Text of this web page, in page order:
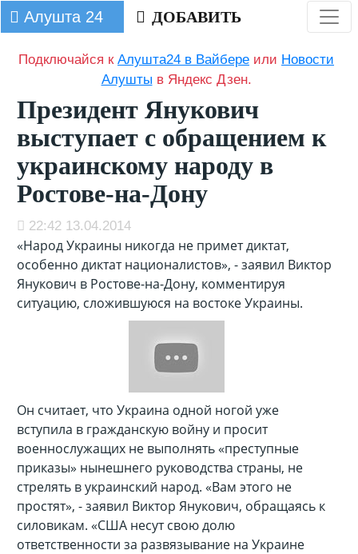
Алушта 24 ДОБАВИТЬ
Подключайся кАлушта24 в Вайбере или Новости
Алушты в Яндекс Дзен.
Президент Янукович
выступает с обращением к
украинскому народу в
Ростове-на-Дону
22:42 13.04.2014
«Народ Украины никогда не примет диктат,
особенно диктат националистов», - заявил Виктор
Янукович в Ростове-на-Дону, комментируя
ситуацию, сложившуюся на востоке Украины.
Он считает, что Украина одной ногой уже
вступила в гражданскую войну и просит
военнослужащих не выполнять «преступные
приказы» нынешнего руководства страны, не
стрелять в украинский народ. «Вам этого не
простят», - заявил Виктор Янукович, обращаясь к
силовикам. «США несут свою долю
ответственности за развязывание на Украине